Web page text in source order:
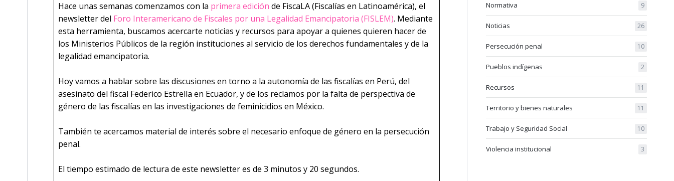
Hace unas semanas comenzamos con la primera edición de FiscaLA (Fiscalías en Latinoamérica), el
newsletter del Foro Interamericano de Fiscales por una Legalidad Emancipatoria (FISLEM). Mediante
esta herramienta, buscamos acercarte noticias y recursos para apoyar a quienes quieren hacer de
los Ministerios Públicos de la región instituciones al servicio de los derechos fundamentales y de la
legalidad emancipatoria.
Hoy vamos a hablar sobre las discusiones en torno a la autonomía de las fiscalías en Perú, del
asesinato del fiscal Federico Estrella en Ecuador, y de los reclamos por la falta de perspectiva de
género de las fiscalías en las investigaciones de feminicidios en México.
También te acercamos material de interés sobre el necesario enfoque de género en la persecución
penal.
El tiempo estimado de lectura de este newsletter es de 3 minutos y 20 segundos.
Normativa 9
Noticias 26
Persecución penal 10
Pueblos indígenas 2
Recursos 11
Territorio y bienes naturales 11
Trabajo y Seguridad Social 10
Violencia institucional 3